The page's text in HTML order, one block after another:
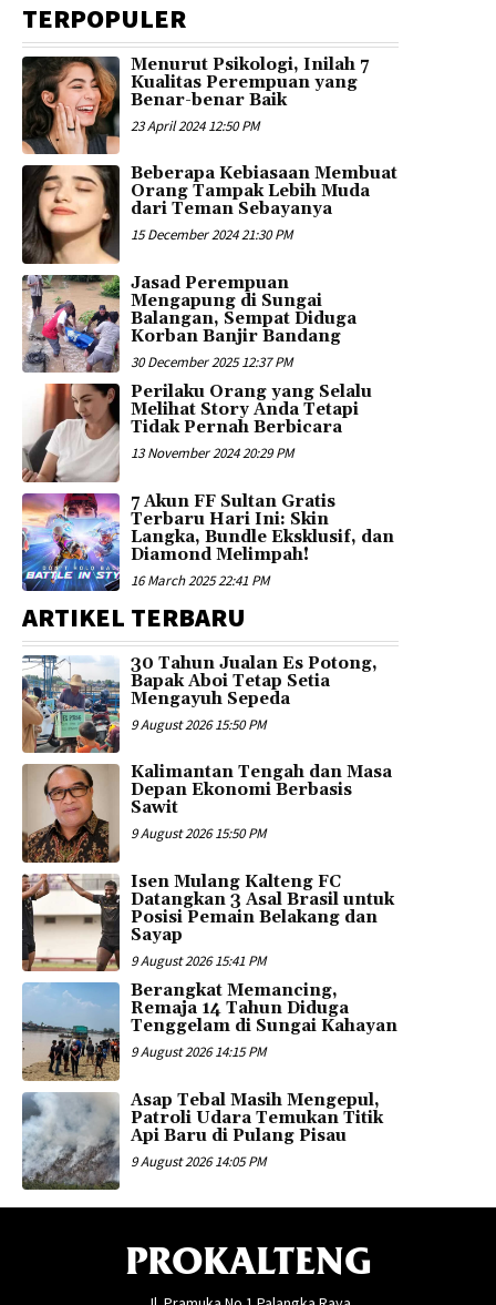
TERPOPULER
Menurut Psikologi, Inilah 7
Kualitas Perempuan yang
Benar-benar Baik
23 April 2024 12:50 PM
Beberapa Kebiasaan Membuat
Orang Tampak Lebih Muda
dari Teman Sebayanya
15 December 2024 21:30 PM
Jasad Perempuan
Mengapung di Sungai
Balangan, Sempat Diduga
Korban Banjir Bandang
30 December 2025 12:37 PM
Perilaku Orang yang Selalu
Melihat Story Anda Tetapi
Tidak Pernah Berbicara
13 November 2024 20:29 PM
7 Akun FF Sultan Gratis
Terbaru Hari Ini: Skin
Langka, Bundle Eksklusif, dan
Diamond Melimpah!
16 March 2025 22:41 PM
ARTIKEL TERBARU
30 Tahun Jualan Es Potong,
Bapak Aboi Tetap Setia
Mengayuh Sepeda
9 August 2026 15:50 PM
Kalimantan Tengah dan Masa
Depan Ekonomi Berbasis
Sawit
9 August 2026 15:50 PM
Isen Mulang Kalteng FC
Datangkan 3 Asal Brasil untuk
Posisi Pemain Belakang dan
Sayap
9 August 2026 15:41 PM
Berangkat Memancing,
Remaja 14 Tahun Diduga
Tenggelam di Sungai Kahayan
9 August 2026 14:15 PM
Asap Tebal Masih Mengepul,
Patroli Udara Temukan Titik
Api Baru di Pulang Pisau
9 August 2026 14:05 PM
PROKALTENG